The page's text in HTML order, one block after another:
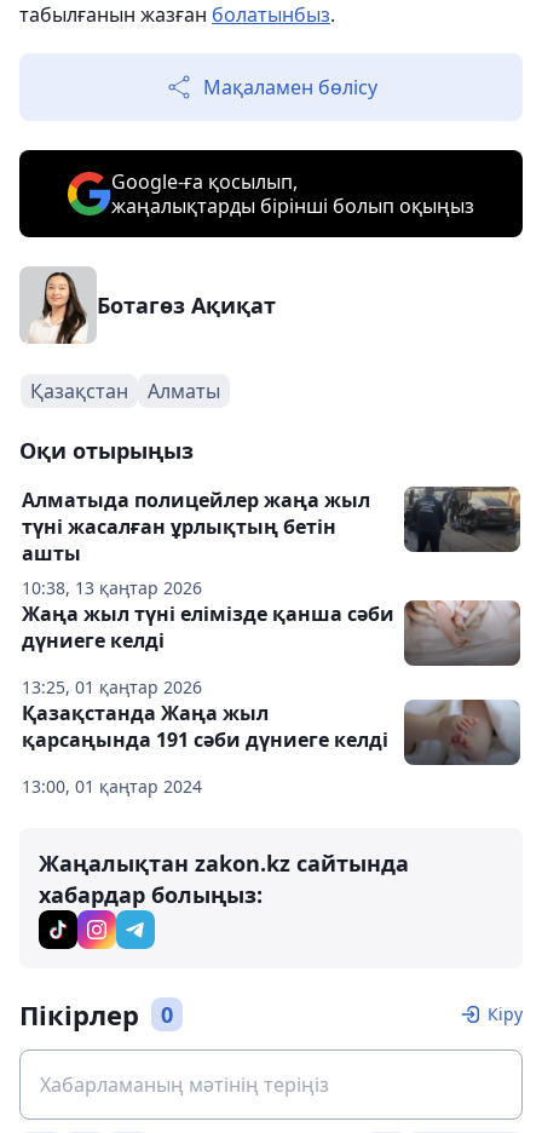
табылғанын жазған болатынбыз.
Мақаламен бөлісу
Google-ға қосылып,
жаңалықтарды бірінші болып оқыңыз
Ботагөз Ақиқат
Қазақстан Алматы
Оқи отырыңыз
10:38, 13 қаңтар 2026
Алматыда полицейлер жаңа жыл
түні жасалған ұрлықтың бетін
ашты
13:25, 01 қаңтар 2026
Жаңа жыл түні елімізде қанша сәби
дүниеге келді
13:00, 01 қаңтар 2024
Қазақстанда Жаңа жыл
қарсаңында 191 сәби дүниеге келді
Жаңалықтан zakon.kz сайтында
хабардар болыңыз:
Пікірлер 0 Кіру